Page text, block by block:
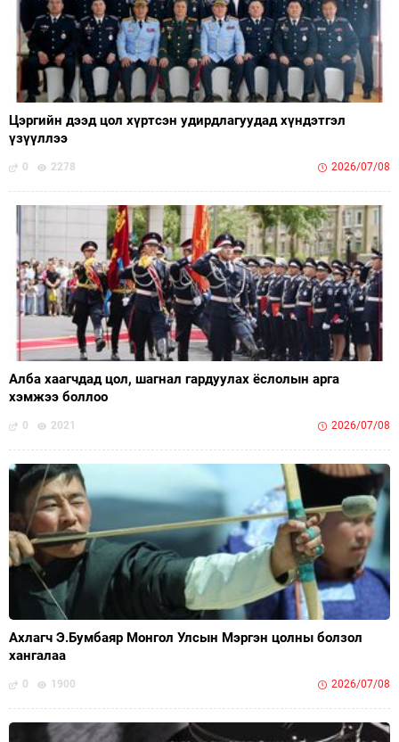
Цэргийн дээд цол хүртсэн удирдлагуудад хүндэтгэл
үзүүллээ
0 2278 2026/07/08
Алба хаагчдад цол, шагнал гардуулах ёслолын арга
хэмжээ боллоо
0 2021 2026/07/08
Ахлагч Э.Бумбаяр Монгол Улсын Мэргэн цолны болзол
хангалаа
0 1900 2026/07/08